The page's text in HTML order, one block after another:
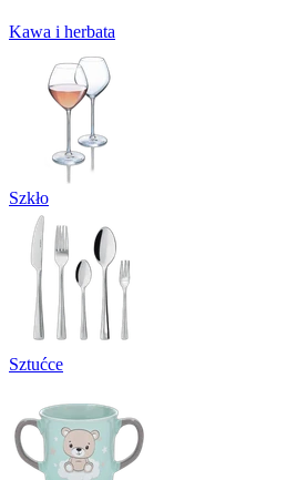
Kawa i herbata
Szkło
Sztućce